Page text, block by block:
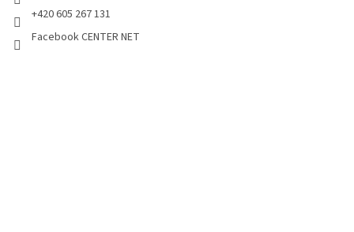
+420 605 267 131
Facebook CENTER NET